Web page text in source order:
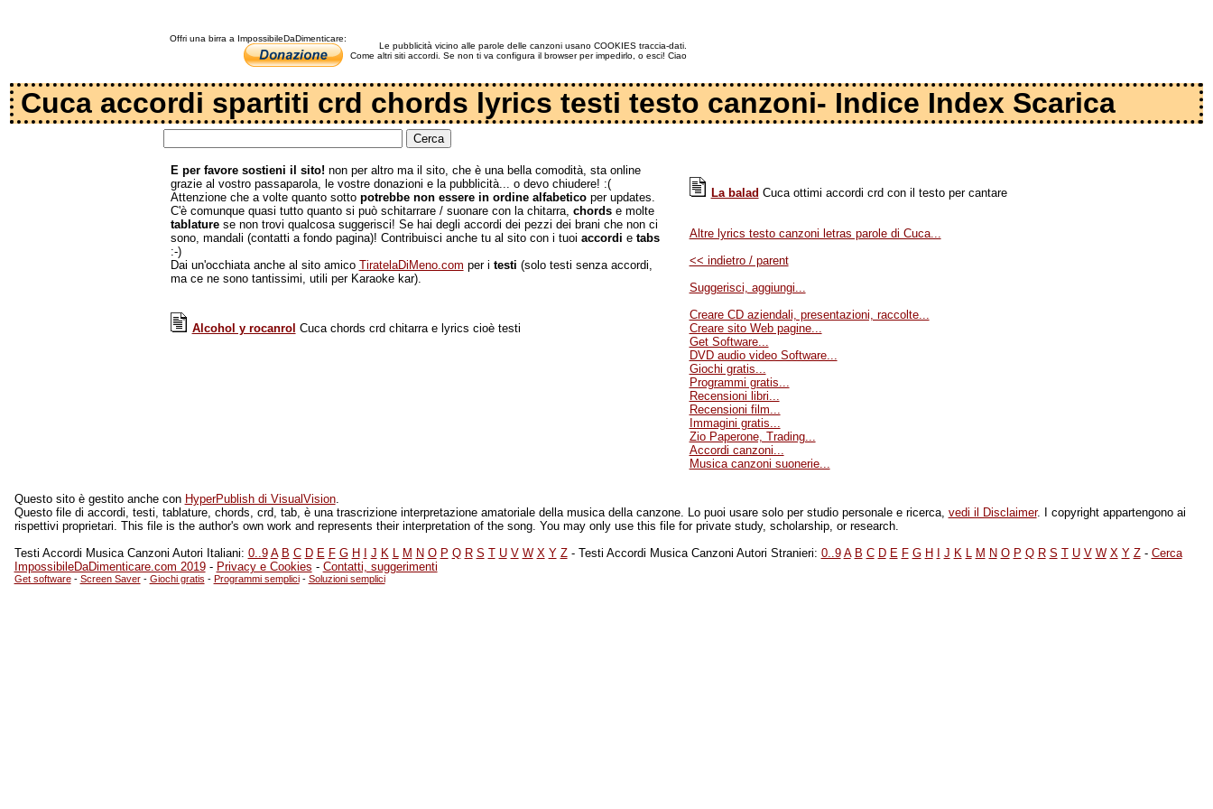
Offri una birra a ImpossibileDaDimenticare:
Le pubblicità vicino alle parole delle canzoni usano COOKIES traccia-dati.
Come altri siti accordi. Se non ti va configura il browser per impedirlo, o esci! Ciao
Cuca accordi spartiti crd chords lyrics testi testo canzoni- Indice Index Scarica
E per favore sostieni il sito! non per altro ma il sito, che è una bella comodità, sta online
grazie al vostro passaparola, le vostre donazioni e la pubblicità... o devo chiudere! :(
Attenzione che a volte quanto sotto potrebbe non essere in ordine alfabeticoper updates.
C'è comunque quasi tutto quanto si può schitarrare / suonare con la chitarra, chordse molte
tablaturese non trovi qualcosa suggerisci! Se hai degli accordi dei pezzi dei brani che non ci
sono, mandali (contatti a fondo pagina)! Contribuisci anche tu al sito con i tuoi accordi e tabs
:-)
Dai un'occhiata anche al sito amico TiratelaDiMeno.com per i testi (solo testi senza accordi,
ma ce ne sono tantissimi, utili per Karaoke kar).
Alcohol y rocanrol Cuca chords crd chitarra e lyrics cioè testi
La balad Cuca ottimi accordi crd con il testo per cantare
Altre lyrics testo canzoni letras parole di Cuca...
<< indietro / parent
Suggerisci, aggiungi...
Creare CD aziendali, presentazioni, raccolte...
Creare sito Web pagine...
Get Software...
DVD audio video Software...
Giochi gratis...
Programmi gratis...
Recensioni libri...
Recensioni film...
Immagini gratis...
Zio Paperone, Trading...
Accordi canzoni...
Musica canzoni suonerie...
Questo sito è gestito anche con HyperPublish di VisualVision.
Questo file di accordi, testi, tablature, chords, crd, tab, è una trascrizione interpretazione amatoriale della musica della canzone. Lo puoi usare solo per studio personale e ricerca, vedi il Disclaimer. I copyright appartengono ai
rispettivi proprietari. This file is the author's own work and represents their interpretation of the song. You may only use this file for private study, scholarship, or research.
Testi Accordi Musica Canzoni Autori Italiani: 0..9 A B C D E F G H J K L M N O P Q R S T U V W X Y Z- Testi Accordi Musica Canzoni Autori Stranieri: 0..9 A B C D E F G H J K L M N O P Q R S T U V W X Y Z- Cerca
ImpossibileDaDimenticare.com 2019- Privacy e Cookies - Contatti, suggerimenti
Get software- Screen Saver- Giochi gratis - Programmi semplici- Soluzioni semplici